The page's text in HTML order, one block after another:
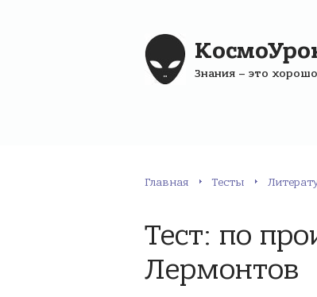
Знания – это хорошо
Главная Тесты
Тест: по
Лермонтов